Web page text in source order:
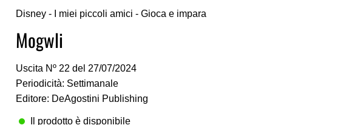
Disney - I miei piccoli amici - Gioca e impara
Mogwli
Uscita Nº 22 del 27/07/2024
Periodicità: Settimanale
Editore: DeAgostini Publishing
Il prodotto è disponibile